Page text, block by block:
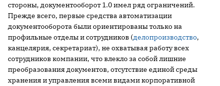
стороны, документооборот 1.0 имел ряд ограничений.
Прежде всего, первые средства автоматизации
документооборота были ориентированы только на
профильные отделы и сотрудников (делопроизводство,
канцелярия, секретариат), не охватывая работу всех
сотрудников компании, что влекло за собой лишние
преобразования документов, отсутствие единой среды
хранения и управления всеми видами корпоративной